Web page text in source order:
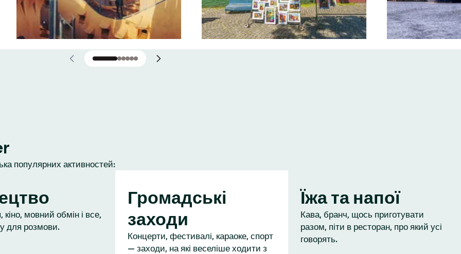
популярних активностей:
кіно, мовний обмін і все,
для розмови.
Громадські
заходи
Концерти, фестивалі, караоке, спорт
— заходи, на які веселіше ходити з
Їжа та напої
Кава, бранч, щось приготувати
разом, піти в ресторан, про який усі
говорять.